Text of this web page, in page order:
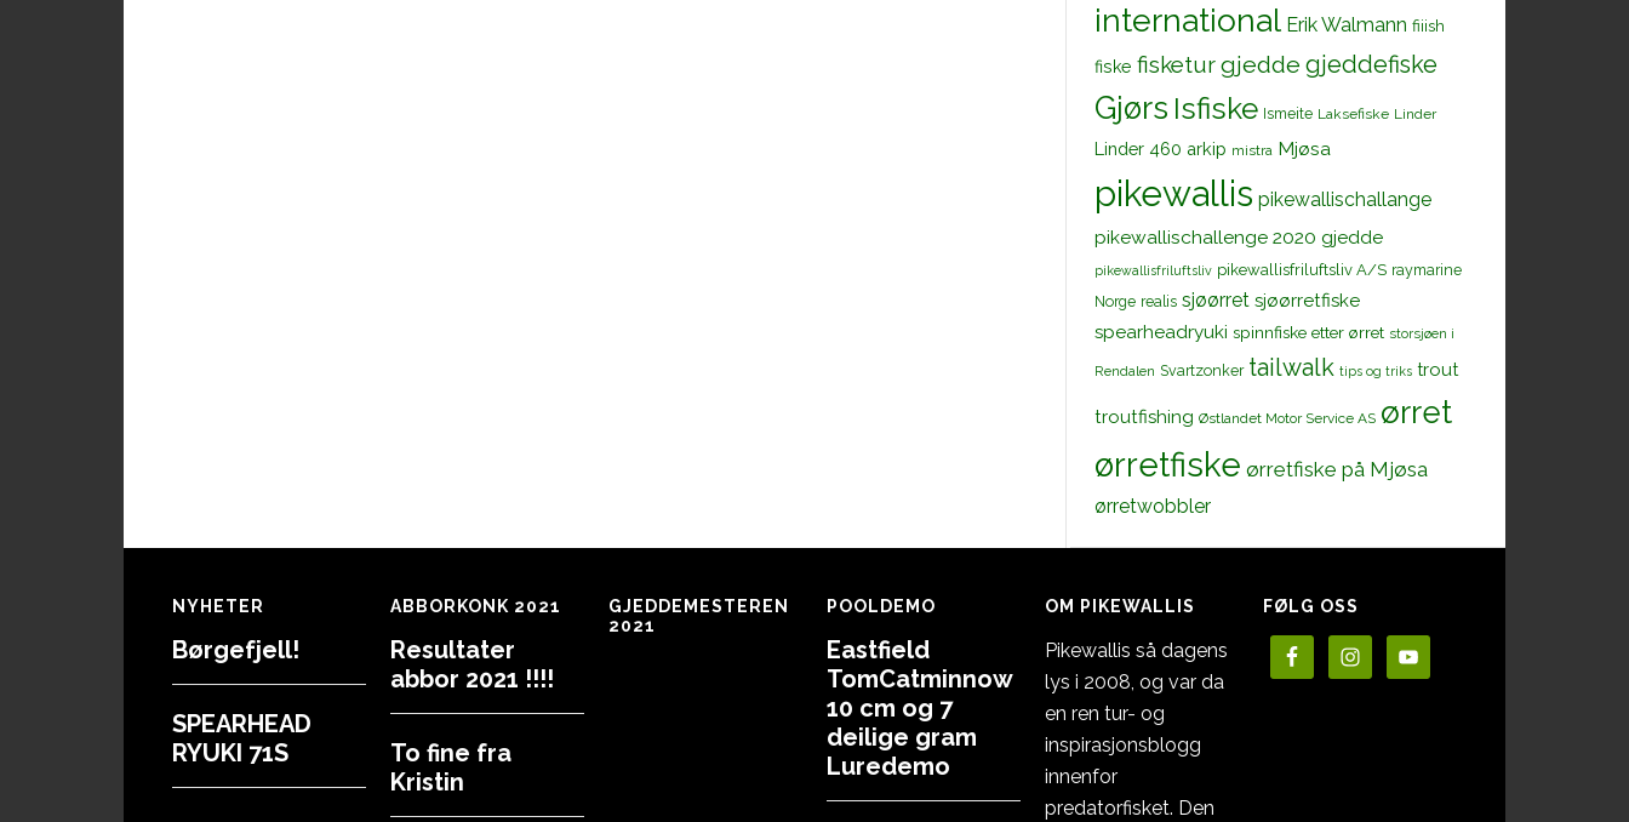
international Erik Walmann fiiish
fiske fisketurgjedde gjeddefiske
Gjørs Isfiske Ismeite Laksefiske Linder
Linder 460 arkip mistra Mjøsa
pikewallis pikewallischallange
pikewallischallenge 2020 gjedde
pikewallisfriluftsliv pikewallisfriluftsliv A/S raymarine
Norge realis sjøørret sjøørretfiske
spearheadryuki spinnfiske etter ørret storsjøen i
Rendalen Svartzonker tailwalk tips og triks trout
troutfishing Østlandet Motor Service AS ørret
ørretfiske ørretfiske på Mjøsa
ørretwobbler
Footer
NYHETER
Børgefjell!
SPEARHEAD
RYUKI 71S
ABBORKONK 2021
Resultater
abbor 2021 !!!!
To fine fra
Kristin
GJEDDEMESTEREN
2021
POOLDEMO
Eastfield
TomCatminnow
10 cm og 7
deilige gram
Luredemo
OM PIKEWALLIS
Pikewallis så dagens
lys i 2008, og var da
en ren tur- og
inspirasjonsblogg
innenfor
predatorfisket. Den
FØLG OSS